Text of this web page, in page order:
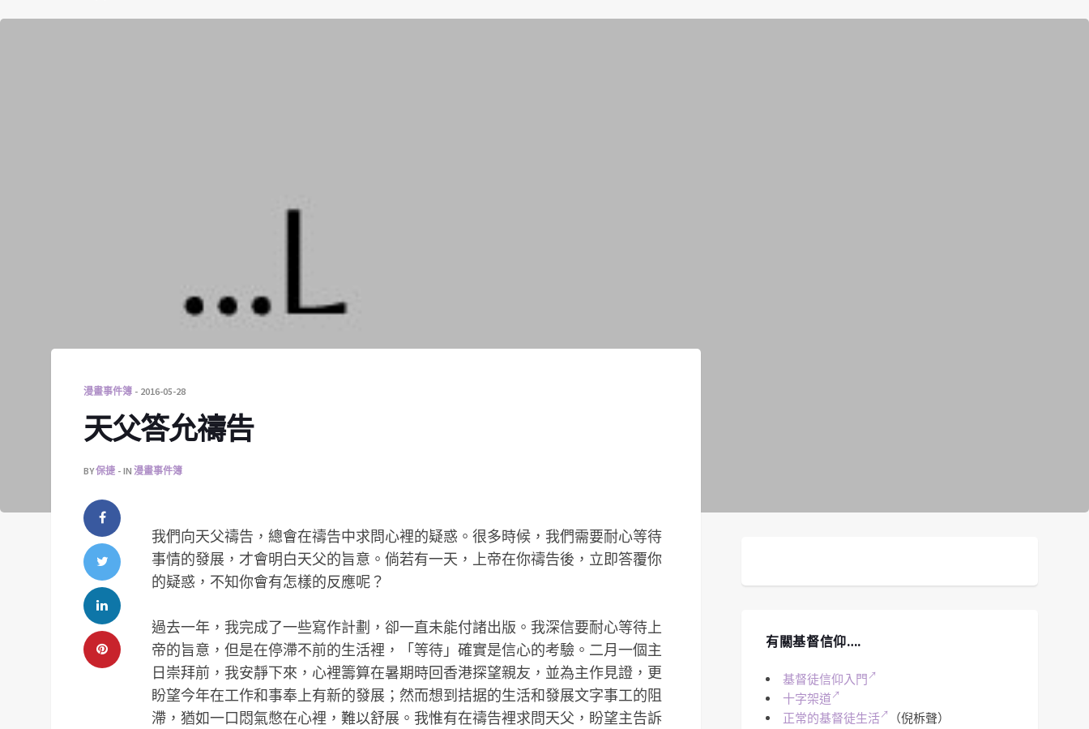
漫畫事件簿 2016-05-28
天父答允禱告
BY保捷 IN 漫畫事件簿
我們向天父禱告，總會在禱告中求問心裡的疑惑。很多時候，我們需要耐心等待
事情的發展，才會明白天父的旨意。倘若有一天，上帝在你禱告後，立即答覆你
的疑惑，不知你會有怎樣的反應呢？
過去一年，我完成了一些寫作計劃，卻一直未能付諸出版。我深信要耐心等待上
帝的旨意，但是在停滯不前的生活裡，「等待」確實是信心的考驗。二月一個主
日崇拜前，我安靜下來，心裡籌算在暑期時回香港探望親友，並為主作見證，更
盼望今年在工作和事奉上有新的發展；然而想到拮据的生活和發展文字事工的阻
滯，猶如一口悶氣憋在心裡，難以舒展。我惟有在禱告裡求問天父，盼望主告訴
有關基督信仰….
基督徒信仰入門
十字架道
正常的基督徒生活
（倪柝聲）